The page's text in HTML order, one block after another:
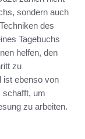
sondern auch
des
Tagebuchs
helfen, den
zu
ist ebenso von
schafft, um
zu arbeiten.